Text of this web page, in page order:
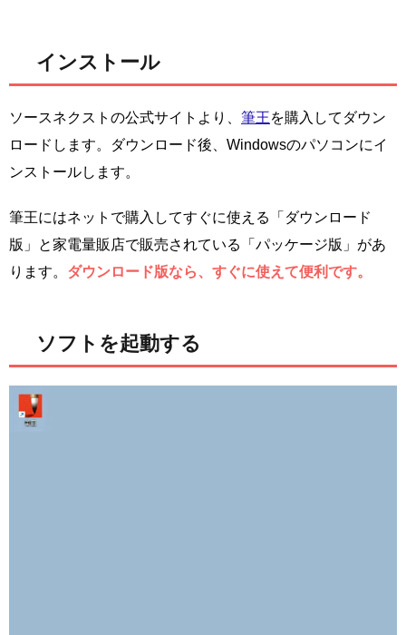
インストール
ソースネクストの公式サイトより、 筆王を購入してダウン
ロードします。ダウンロード後、Windowsのパソコンにイ
ンストールします。
筆王にはネットで購入してすぐに使える「ダウンロード
版」と家電量販店で販売されている「パッケージ版」があ
ります。 ダウンロード版なら、すぐに使えて便利です。
ソフトを起動する